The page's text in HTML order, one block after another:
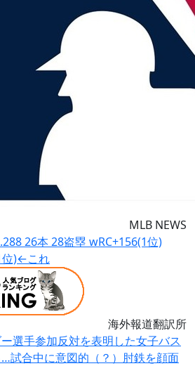
MLB NEWS
26本 28盗塁 wRC+156(1位)
位)←これ
海外報道翻訳所
選手参加反対を表明した女子バス
試合中に意図的（？）肘鉄を顔面